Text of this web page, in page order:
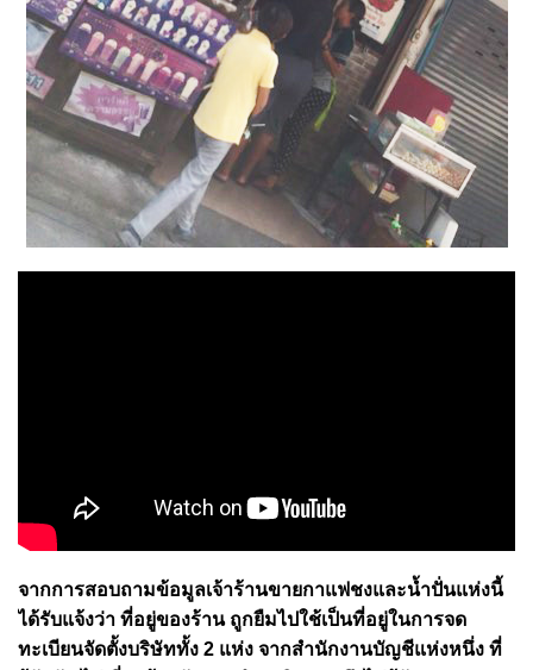
จากการสอบถามข้อมูลเจ้าร้านขายกาแฟชงและน้ำปั่นแห่งนี้
ได้รับแจ้งว่า ที่อยู่ของร้าน ถูกยืมไปใช้เป็นที่อยู่ในการจด
ทะเบียนจัดตั้งบริษัททั้ง 2 แห่ง จากสำนักงานบัญชีแห่งหนึ่ง ที่